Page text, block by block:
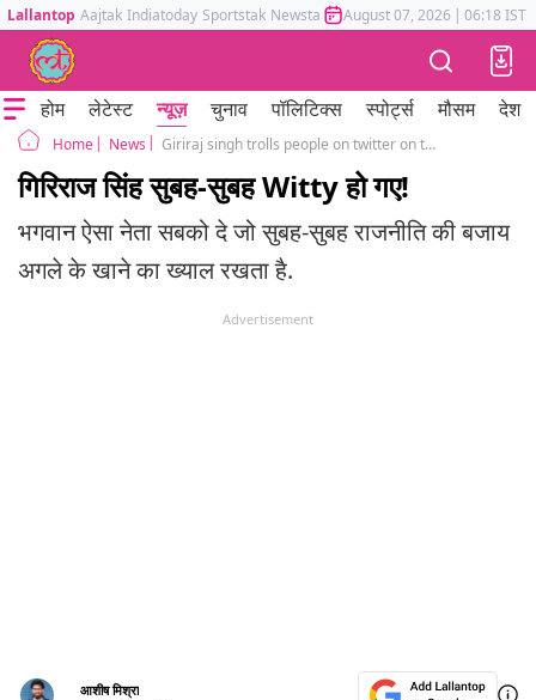
Lallantop Aajtak Indiatoday Sportstak Newstak Mumbai Tak Astrotak
August 07, 2026 | 06:18 IST
होम लेटेस्ट न्यूज़ चुनाव पॉलिटिक्स स्पोर्ट्स मौसम देश
Home News Giriraj singh trolls people on twitter on the question of FDI
गिरिराज सिंह सुबह-सुबह Witty हो गए!
भगवान ऐसा नेता सबको दे जो सुबह-सुबह राजनीति की बजाय
अगले के खाने का ख्याल रखता है.
Advertisement
आशीष मिश्रा